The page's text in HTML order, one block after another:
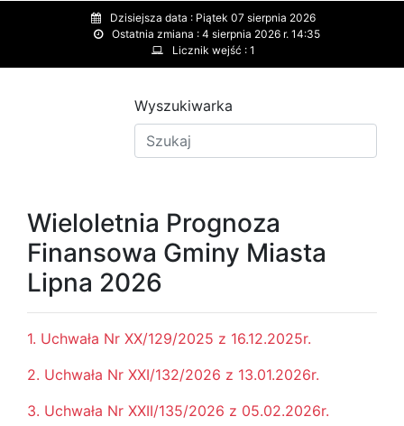
Dzisiejsza data : Piątek 07 sierpnia 2026
Ostatnia zmiana : 4 sierpnia 2026 r. 14:35
Licznik wejść : 1
Wyszukiwarka
Wieloletnia Prognoza
Finansowa Gminy Miasta
Lipna 2026
1. Uchwała Nr XX/129/2025 z 16.12.2025r.
2. Uchwała Nr XXI/132/2026 z 13.01.2026r.
3. Uchwała Nr XXII/135/2026 z 05.02.2026r.